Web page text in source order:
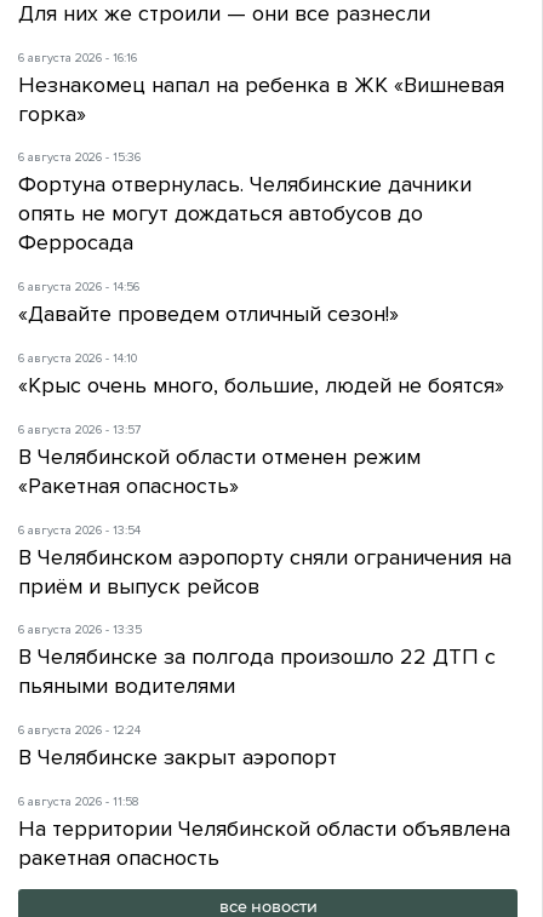
Для них же строили — они все разнесли
6 августа 2026 - 16:16
Незнакомец напал на ребенка в ЖК «Вишневая
горка»
6 августа 2026 - 15:36
Фортуна отвернулась. Челябинские дачники
опять не могут дождаться автобусов до
Ферросада
6 августа 2026 - 14:56
«Давайте проведем отличный сезон!»
6 августа 2026 - 14:10
«Крыс очень много, большие, людей не боятся»
6 августа 2026 - 13:57
В Челябинской области отменен режим
«Ракетная опасность»
6 августа 2026 - 13:54
В Челябинском аэропорту сняли ограничения на
приём и выпуск рейсов
6 августа 2026 - 13:35
В Челябинске за полгода произошло 22 ДТП с
пьяными водителями
6 августа 2026 - 12:24
В Челябинске закрыт аэропорт
6 августа 2026 - 11:58
На территории Челябинской области объявлена
ракетная опасность
все новости